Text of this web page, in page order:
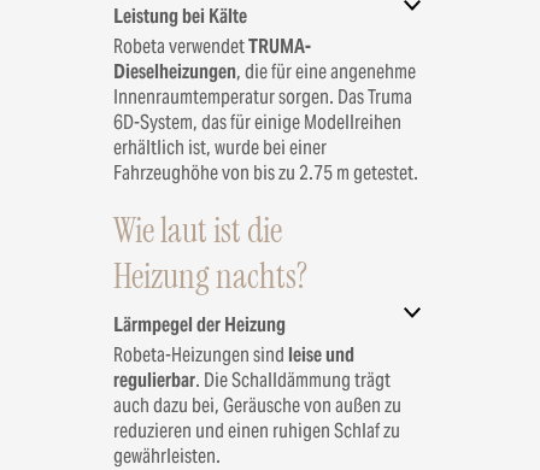
Leistung bei Kälte
Robeta verwendetTRUMA-
Dieselheizungen, die für eine angenehme
Innenraumtemperatur sorgen. Das Truma
6D-System, das für einige Modellreihen
erhältlich ist, wurde bei einer
Fahrzeughöhe von bis zu 2.75 m getestet.
Wie laut ist die
Heizung nachts?
Lärmpegel der Heizung
Robeta-Heizungen sind leise und
regulierbar. Die Schalldämmung trägt
auch dazu bei, Geräusche von außen zu
reduzieren und einen ruhigen Schlaf zu
gewährleisten.